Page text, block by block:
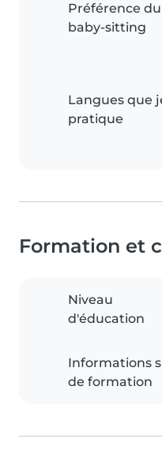
Préférence
baby-sitting
Langues que
pratique
Formation et
Niveau
d'éducation
Informations
de formation